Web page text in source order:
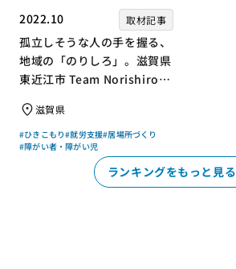
2022.10 取材記事
孤立しそうな人の手を握る、
地域の「のりしろ」。滋賀県
東近江市 Team Norishiroの
滋賀県
#ひきこもり#就労支援#居場所づくり
#障がい者・障がい児
ランキングをもっと見る